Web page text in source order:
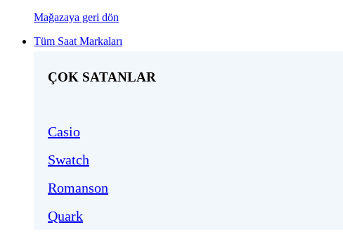
Mağazaya geri dön
Tüm Saat Markaları
ÇOK SATANLAR
Casio
Swatch
Romanson
Quark